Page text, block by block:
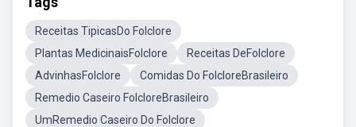
Receitas TipicasDo Folclore
Plantas MedicinaisFolclore
Receitas DeFolclore
AdvinhasFolclore
Comidas Do FolcloreBrasileiro
Remedio Caseiro FolcloreBrasileiro
UmRemedio Caseiro Do Folclore